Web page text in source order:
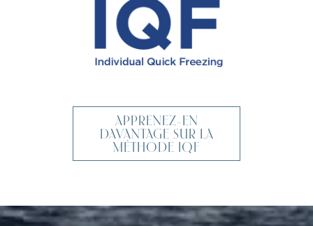
APPRENEZ-EN
DAVANTAGE SUR LA
MÉTHODE IQF